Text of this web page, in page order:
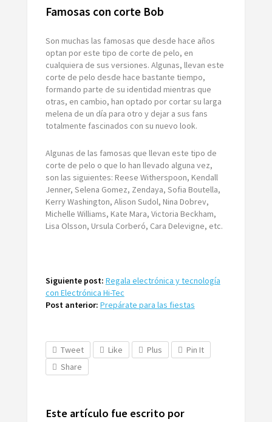
Famosas con corte Bob
Son muchas las famosas que desde hace años
optan por este tipo de corte de pelo, en
cualquiera de sus versiones. Algunas, llevan este
corte de pelo desde hace bastante tiempo,
formando parte de su identidad mientras que
otras, en cambio, han optado por cortar su larga
melena de un día para otro y dejar a sus fans
totalmente fascinados con su nuevo look.
Algunas de las famosas que llevan este tipo de
corte de pelo o que lo han llevado alguna vez,
son las siguientes: Reese Witherspoon, Kendall
Jenner, Selena Gomez, Zendaya, Sofia Boutella,
Kerry Washington, Alison Sudol, Nina Dobrev,
Michelle Williams, Kate Mara, Victoria Beckham,
Lisa Olsson, Ursula Corberó, Cara Delevigne, etc.
Siguiente post: Regala electrónica y tecnología
con Electrónica Hi-Tec
Post anterior: Prepárate para las fiestas
Tweet Like Plus
Pin It
Share
Este artículo fue escrito por